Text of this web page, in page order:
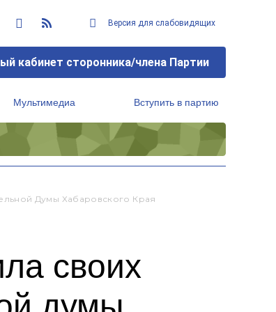
Версия для слабовидящих
кабинет сторонника/члена Партии
Мультимедиа Вступить в партию
Думы Хабаровского Края
своих